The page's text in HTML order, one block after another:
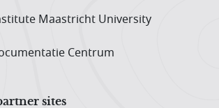
Maastricht University
Centrum
sites